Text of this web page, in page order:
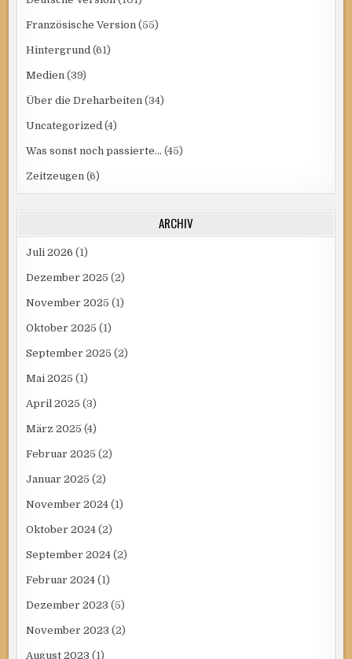
Französische Version (55)
Hintergrund (61)
Medien (39)
Über die Dreharbeiten (34)
Uncategorized (4)
Was sonst noch passierte… (45)
Zeitzeugen (6)
ARCHIV
Juli 2026 (1)
Dezember 2025 (2)
November 2025 (1)
Oktober 2025 (1)
September 2025 (2)
Mai 2025 (1)
April 2025 (3)
März 2025 (4)
Februar 2025 (2)
Januar 2025 (2)
November 2024 (1)
Oktober 2024 (2)
September 2024 (2)
Februar 2024 (1)
Dezember 2023 (5)
November 2023 (2)
August 2023 (1)